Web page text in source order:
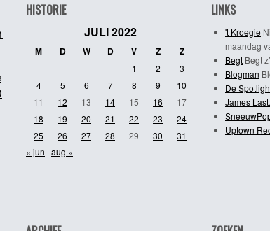
HISTORIE
JULI 2022
M D W D V Z Z
1 2
3
4
5 6 7 8 9
10
11
12 13 14 15 16
17
18
19 20 21 22 23
24
25
26 27 28 29 30
31
« jun aug »
LINKS
't Kroegie
maandag
Begt Begt
Blogman
De
James
Uptown